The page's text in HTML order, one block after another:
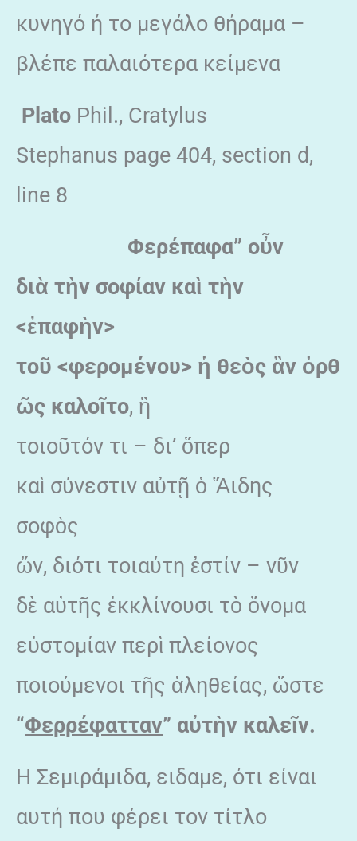
κυνηγό ή το μεγάλο θήραμα –
βλέπε παλαιότερα κείμενα
Plato Phil., Cratylus
Stephanus page 404, section d,
line 8
Φερέπαφα” οὖν
διὰ τὴν σοφίαν καὶ τὴν
<ἐπαφὴν>
τοῦ <φερομένου> ἡ θεὸς ἂν ὀρθ
ῶς καλοῖτο, ἢ
τοιοῦτόν τι – δι’ ὅπερ
καὶ σύνεστιν αὐτῇ ὁ Ἅιδης
σοφὸς
ὤν, διότι τοιαύτη ἐστίν – νῦν
δὲ αὐτῆς ἐκκλίνουσι τὸ ὄνομα
εὐστομίαν περὶ πλείονος
ποιούμενοι τῆς ἀληθείας, ὥστε
“Φερρέφατταν” αὐτὴν καλεῖν.
Η Σεμιράμιδα, ειδαμε, ότι είναι
αυτή που φέρει τον τίτλο